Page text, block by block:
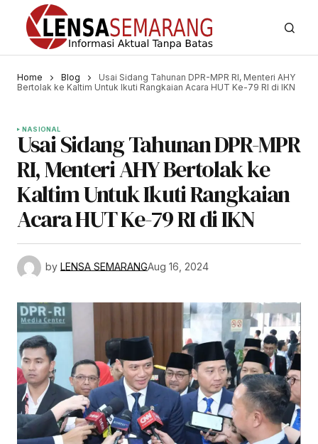
Home Blog
Usai Sidang Tahunan DPR-MPR RI, Menteri AHY
Bertolak ke Kaltim Untuk Ikuti Rangkaian Acara HUT Ke-79 RI di IKN
NASIONAL
Usai Sidang Tahunan DPR-MPR
RI, Menteri AHY Bertolak ke
Kaltim Untuk Ikuti Rangkaian
Acara HUT Ke-79 RI di IKN
by LENSA SEMARANGAug 16, 2024